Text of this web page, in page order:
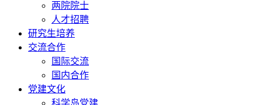
两院院士
人才招聘
研究生培养
交流合作
国际交流
国内合作
党建文化
科学岛党建